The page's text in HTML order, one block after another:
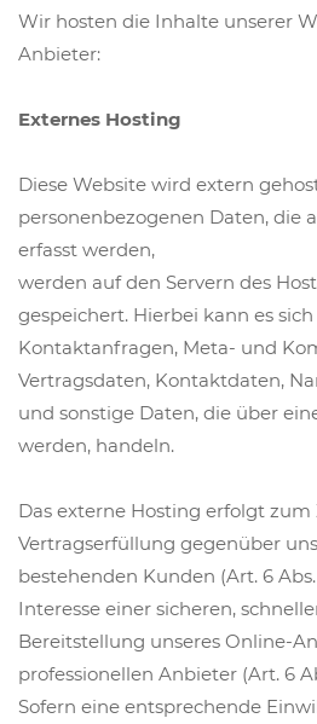
Wir hosten die Inhalte unserer
Anbieter:
Externes Hosting
Diese Website wird extern
personenbezogenen Daten, die
erfasst werden,
werden auf den Servern des
gespeichert. Hierbei kann es
Kontaktanfragen, Meta- und
Vertragsdaten, Kontaktdaten,
und sonstige Daten, die über
werden, handeln.
Das externe Hosting erfolgt zum
Vertragserfüllung gegenüber
bestehenden Kunden (Art. 6
Interesse einer sicheren,
Bereitstellung unseres Online-
professionellen Anbieter (Art. 6
Sofern eine entsprechende